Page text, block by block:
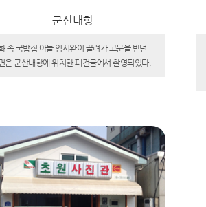
군산내항
속 국밥집 아들 임시완이 끌려가 고문을 받던
은 군산내항에 위치한 폐건물에서 촬영되었다.